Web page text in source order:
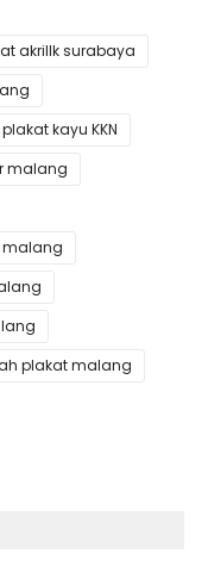
akrillk surabaya
plakat kayu KKN
malang
malang
plakat malang